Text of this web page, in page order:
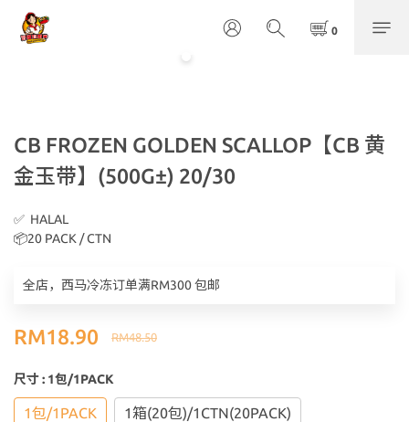
CB FROZEN GOLDEN SCALLOP【CB 黄
金玉带】(500G±) 20/30
✅  HALAL
📦20 PACK / CTN
全店，西马冷冻订单满RM300 包邮
RM48.50
RM18.90
尺寸: 1包/1PACK
1包/1PACK 1箱(20包)/1CTN(20PACK)